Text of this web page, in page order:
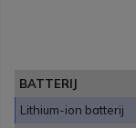
BATTERIJ
Lithium-ion batterij